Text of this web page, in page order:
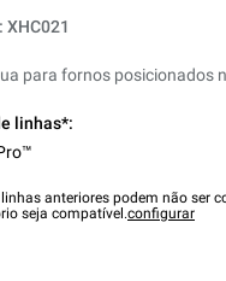
XHC021
para fornos posicionados
linhas*:
anteriores podem não ser
seja compatível.configurar